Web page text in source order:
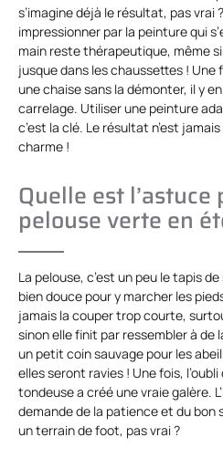
s’imagine déjà le résultat, pas vrai
impressionner par la peinture qui
main reste thérapeutique, même
jusque dans les chaussettes ! Une
une chaise sans la démonter, il y
carrelage. Utiliser une peinture
c’est la clé. Le résultat n’est
charme !
Quelle est
pelouse verte en
La pelouse, c’est un peu le tapis
bien douce pour y marcher les
jamais la couper trop courte,
sinon elle finit par ressembler à de
un petit coin sauvage pour les
elles seront ravies ! Une fois,
tondeuse a créé une vraie galère.
demande de la patience et du bon
un terrain de foot, pas vrai ?